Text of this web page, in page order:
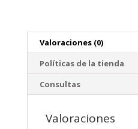
Valoraciones (0)
Políticas de la tienda
Consultas
Valoraciones